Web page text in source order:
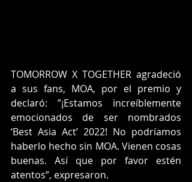
TOMORROW X TOGETHER agradeció
a sus fans, MOA, por el premio y
declaró: ”¡Estamos increíblemente
emocionados de ser nombrados
‘Best Asia Act’ 2022! No podríamos
haberlo hecho sin MOA. Vienen cosas
buenas. Así que por favor estén
atentos”, expresaron.